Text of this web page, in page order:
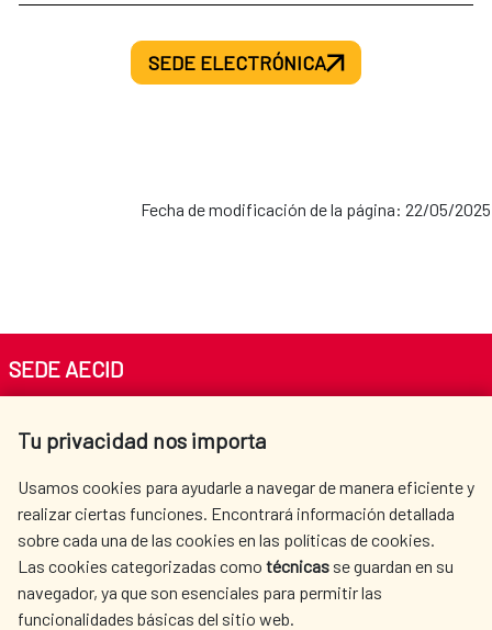
SEDE ELECTRÓNICA
Fecha de modificación de la página: 22/05/2025
Tu privacidad nos importa
Usamos cookies para ayudarle a navegar de manera eficiente y
realizar ciertas funciones. Encontrará información detallada
sobre cada una de las cookies en las políticas de cookies.
Las cookies categorizadas como técnicas se guardan en su
navegador, ya que son esenciales para permitir las
funcionalidades básicas del sitio web.
SEDE AECID
Tel. +34 900 20 30 54​​​​​​​
AECID
WHERE DO WE COOPERATE?
SPANISH HUMANITARIAN
ACTION
PRESS ROOM